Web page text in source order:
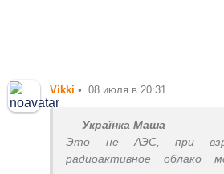
Vikki • 08 июля в 20:31
Українка Маша
Это не АЭС, при
радиоактивное облако